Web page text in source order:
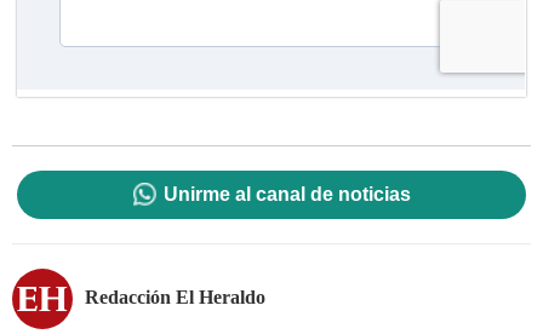
Unirme al canal de noticias
Redacción El Heraldo